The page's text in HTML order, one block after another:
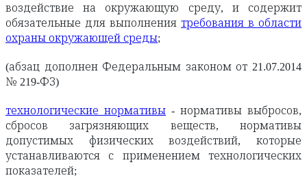
воздействие на окружающую среду, и содержит
обязательные для выполнения требования в области
охраны окружающей среды;
(абзац дополнен Федеральным законом от 21.07.2014
№ 219-ФЗ)
технологические нормативы - нормативы выбросов,
сбросов загрязняющих веществ, нормативы
допустимых физических воздействий, которые
устанавливаются с применением технологических
показателей;